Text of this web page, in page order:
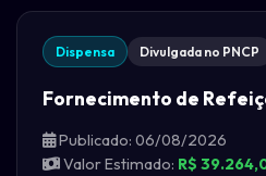
Dispensa Divulgada no PNCP
Fornecimento de
Publicado: 06/08/2026
Valor Estimado: R$